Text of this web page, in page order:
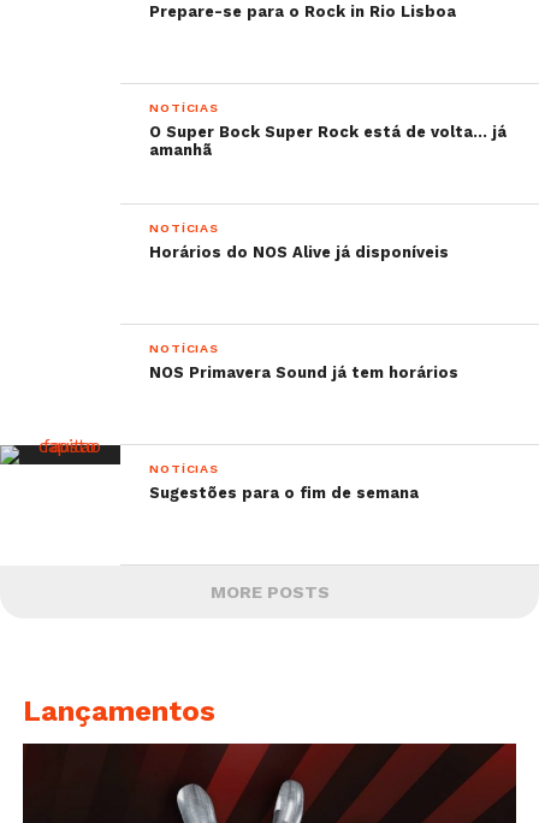
Prepare-se para o Rock in Rio Lisboa
NOTÍCIAS
O Super Bock Super Rock está de volta… já
amanhã
NOTÍCIAS
Horários do NOS Alive já disponíveis
NOTÍCIAS
NOS Primavera Sound já tem horários
NOTÍCIAS
Sugestões para o fim de semana
MORE POSTS
Lançamentos